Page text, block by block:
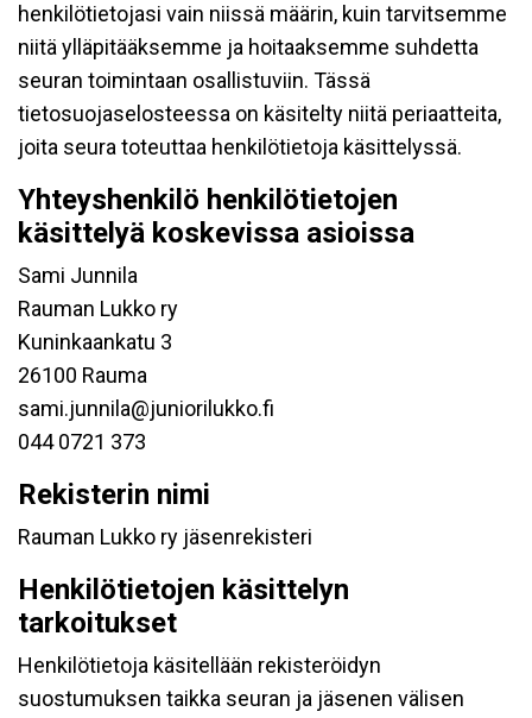
henkilötietojasi vain niissä määrin, kuin tarvitsemme
niitä ylläpitääksemme ja hoitaaksemme suhdetta
seuran toimintaan osallistuviin. Tässä
tietosuojaselosteessa on käsitelty niitä periaatteita,
joita seura toteuttaa henkilötietoja käsittelyssä.
Yhteyshenkilö henkilötietojen
käsittelyä koskevissa asioissa
Sami Junnila
Rauman Lukko ry
Kuninkaankatu 3
26100 Rauma
sami.junnila@juniorilukko.fi
044 0721 373
Rekisterin nimi
Rauman Lukko ry jäsenrekisteri
Henkilötietojen käsittelyn
tarkoitukset
Henkilötietoja käsitellään rekisteröidyn
suostumuksen taikka seuran ja jäsenen välisen